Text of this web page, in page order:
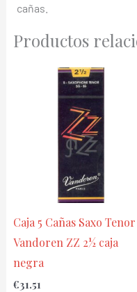
cañas.
Productos
Caja 5 Cañas Saxo Tenor
Vandoren ZZ 2½ caja
negra
€31.51